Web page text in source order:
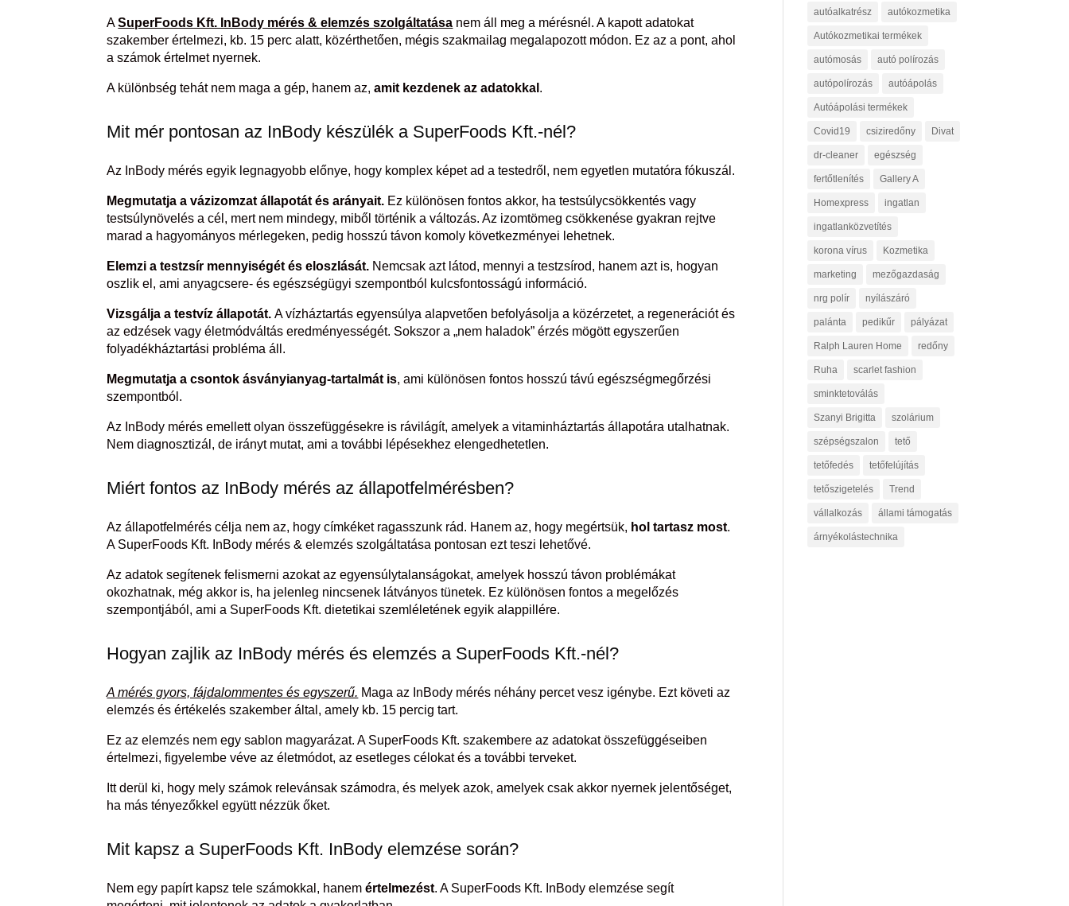
ASuperFoods Kft. InBody mérés & elemzés szolgáltatása nem áll meg a mérésnél. A kapott adatokat
szakember értelmezi, kb. 15 perc alatt, közérthetően, mégis szakmailag megalapozott módon. Ez az a pont, ahol
a számok értelmet nyernek.
A különbség tehát nem maga a gép, hanem az,amit kezdenek az adatokkal .
Mit mér pontosan az InBody készülék a SuperFoods Kft.-nél?
Az InBody mérés egyik legnagyobb előnye, hogy komplex képet ad a testedről, nem egyetlen mutatóra fókuszál.
Megmutatja a vázizomzat állapotát és arányait. Ez különösen fontos akkor, ha testsúlycsökkentés vagy
testsúlynövelés a cél, mert nem mindegy, miből történik a változás. Az izomtömeg csökkenése gyakran rejtve
marad a hagyományos mérlegeken, pedig hosszú távon komoly következményei lehetnek.
Elemzi a testzsír mennyiségét és eloszlását. Nemcsak azt látod, mennyi a testzsírod, hanem azt is, hogyan
oszlik el, ami anyagcsere- és egészségügyi szempontból kulcsfontosságú információ.
Vizsgálja a testvíz állapotát.A vízháztartás egyensúlya alapvetően befolyásolja a közérzetet, a regenerációt és
az edzések vagy életmódváltás eredményességét. Sokszor a „nem haladok” érzés mögött egyszerűen
folyadékháztartási probléma áll.
Megmutatja a csontok ásványianyag-tartalmát is, ami különösen fontos hosszú távú egészségmegőrzési
szempontból.
Az InBody mérés emellett olyan összefüggésekre is rávilágít, amelyek a vitaminháztartás állapotára utalhatnak.
Nem diagnosztizál, de irányt mutat, ami a további lépésekhez elengedhetetlen.
Miért fontos az InBody mérés az állapotfelmérésben?
Az állapotfelmérés célja nem az, hogy címkéket ragasszunk rád. Hanem az, hogy megértsük, hol tartasz most.
A SuperFoods Kft. InBody mérés & elemzés szolgáltatása pontosan ezt teszi lehetővé.
Az adatok segítenek felismerni azokat az egyensúlytalanságokat, amelyek hosszú távon problémákat
okozhatnak, még akkor is, ha jelenleg nincsenek látványos tünetek. Ez különösen fontos a megelőzés
szempontjából, ami a SuperFoods Kft. dietetikai szemléletének egyik alappillére.
Hogyan zajlik az InBody mérés és elemzés a SuperFoods Kft.-nél?
A mérés gyors, fájdalommentes és egyszerű. Maga az InBody mérés néhány percet vesz igénybe. Ezt követi az
elemzés és értékelés szakember által, amely kb. 15 percig tart.
Ez az elemzés nem egy sablon magyarázat. A SuperFoods Kft. szakembere az adatokat összefüggéseiben
értelmezi, figyelembe véve az életmódot, az esetleges célokat és a további terveket.
Itt derül ki, hogy mely számok relevánsak számodra, és melyek azok, amelyek csak akkor nyernek jelentőséget,
ha más tényezőkkel együtt nézzük őket.
Mit kapsz a SuperFoods Kft. InBody elemzése során?
Nem egy papírt kapsz tele számokkal, hanemértelmezést. A SuperFoods Kft. InBody elemzése segít
autóalkatrész autókozmetika
Autókozmetikai termékek
autómosás autó polírozás
autópolírozás autóápolás
Autóápolási termékek
Covid19 csiziredőny Divat
dr-cleaner egészség
fertőtlenítés Gallery A
Homexpress ingatlan
ingatlanközvetítés
korona vírus Kozmetika
marketing mezőgazdaság
nrg polír nyílászáró
palánta pedikűr pályázat
Ralph Lauren Home redőny
Ruha scarlet fashion
sminktetoválás
Szanyi Brigitta szolárium
szépségszalon tető
tetőfedés tetőfelújítás
tetőszigetelés Trend
vállalkozás állami támogatás
árnyékolástechnika